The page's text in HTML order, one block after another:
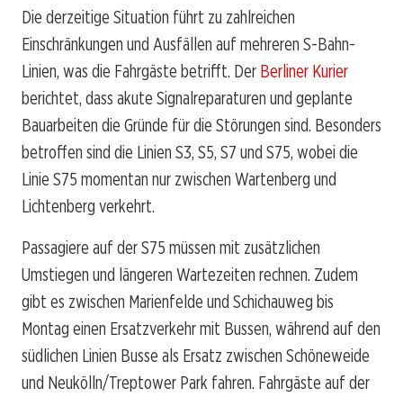
Die derzeitige Situation führt zu zahlreichen
Einschränkungen und Ausfällen auf mehreren S-Bahn-
Linien, was die Fahrgäste betrifft. Der Berliner Kurier
berichtet, dass akute Signalreparaturen und geplante
Bauarbeiten die Gründe für die Störungen sind. Besonders
betroffen sind die Linien S3, S5, S7 und S75, wobei die
Linie S75 momentan nur zwischen Wartenberg und
Lichtenberg verkehrt.
Passagiere auf der S75 müssen mit zusätzlichen
Umstiegen und längeren Wartezeiten rechnen. Zudem
gibt es zwischen Marienfelde und Schichauweg bis
Montag einen Ersatzverkehr mit Bussen, während auf den
südlichen Linien Busse als Ersatz zwischen Schöneweide
und Neukölln/Treptower Park fahren. Fahrgäste auf der